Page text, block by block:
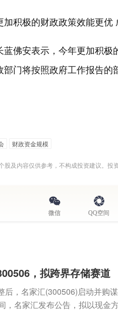
加积极的财政政策效能更优
蓝佛安表示，今年更加积极
部门将按照政府工作报告
财政资金规模
股及内容仅供参考，不构成投资建议。投
微信 QQ空间
，拟跨界存储赛道
后，名家汇(300506)启动并购
，名家汇发布公告，拟以现金